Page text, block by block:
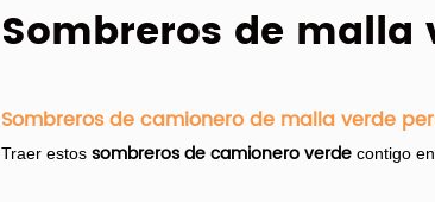
Sombreros de malla
Sombreros de camionero de malla verde
Traer estos sombreros de camionero verde contigo